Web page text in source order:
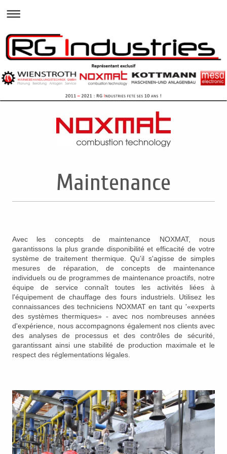
Maintenance
Avec les concepts de maintenance NOXMAT, nous
garantissons la plus grande disponibilité et efficacité de votre
système de traitement thermique. Qu'il s'agisse de simples
mesures de réparation, de concepts de maintenance
individuels ou de programmes de maintenance proactifs, notre
équipe de service connaît toutes les activités liées à
l'équipement de chauffage des fours industriels. Utilisez les
connaissances des techniciens NOXMAT en tant qu '«experts
des systèmes thermiques» - avec nos nombreuses années
d'expérience, nous accompagnons également nos clients avec
des analyses de processus et des contrôles de sécurité,
garantissant ainsi une stabilité de production maximale et le
respect des réglementations légales.